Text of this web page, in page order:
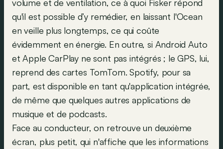
volume et de ventilation, ce à quoi Fisker répond
qu'il est possible d’y remédier, en laissant l'Ocean
en veille plus longtemps, ce qui coûte
évidemment en énergie. En outre, si Android Auto
et Apple CarPlay ne sont pas intégrés ; le GPS, lui,
reprend des cartes TomTom. Spotify, pour sa
part, est disponible en tant qu'application intégrée,
de même que quelques autres applications de
musique et de podcasts.
Face au conducteur, on retrouve un deuxième
écran, plus petit, qui n'affiche que les informations